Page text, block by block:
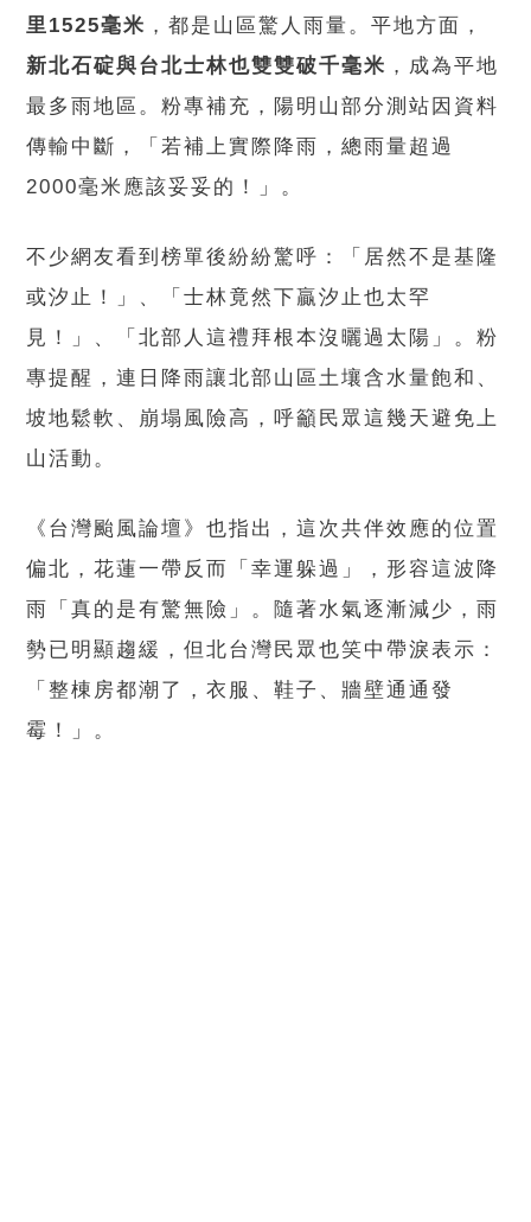
里1525毫米 ，都是山區驚人雨量。平地方面，
新北石碇與台北士林也雙雙破千毫米 ，成為平地
最多雨地區。粉專補充，陽明山部分測站因資料
傳輸中斷，「若補上實際降雨，總雨量超過
2000毫米應該妥妥的！」。
不少網友看到榜單後紛紛驚呼：「居然不是基隆
或汐止！」、「士林竟然下贏汐止也太罕
見！」、「北部人這禮拜根本沒曬過太陽」。粉
專提醒，連日降雨讓北部山區土壤含水量飽和、
坡地鬆軟、崩塌風險高，呼籲民眾這幾天避免上
山活動。
《台灣颱風論壇》也指出，這次共伴效應的位置
偏北，花蓮一帶反而「幸運躲過」，形容這波降
雨「真的是有驚無險」。隨著水氣逐漸減少，雨
勢已明顯趨緩，但北台灣民眾也笑中帶淚表示：
「整棟房都潮了，衣服、鞋子、牆壁通通發
霉！」。